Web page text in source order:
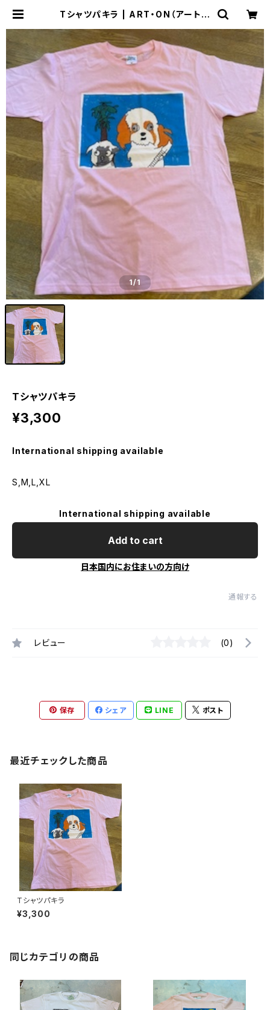
Tシャツパキラ | ART・ON（アートオ
1/1
Tシャツパキラ
¥3,300
International shipping available
S,M,L,XL
International shipping available
Add to cart
日本国内にお住まいの方向け
通報する
レビュー (0)
保存 シェア LINE ポスト
最近チェックした商品
Tシャツパキラ
¥3,300
同じカテゴリの商品